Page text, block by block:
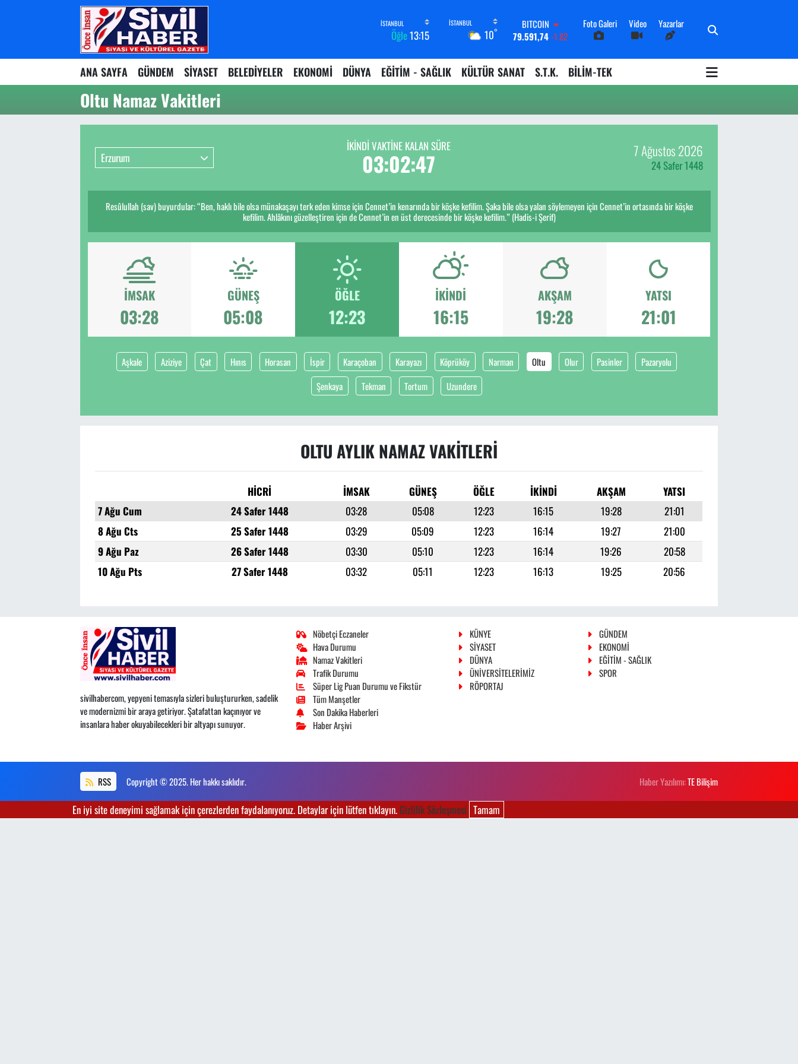
Öğle13:15 10°
BITCOIN
79.591,74-1.82
45,436200.02
EURO
53,386900.19
G.ALTIN
Foto Galeri Video Yazarlar
ANA SAYFA GÜNDEM SİYASET BELEDİYELER EKONOMİ DÜNYA EĞİTİM - SAĞLIK KÜLTÜR SANAT S.T.K. BİLİM-TEK
Oltu Namaz Vakitleri
Erzurum
İKINDI VAKTİNE KALAN SÜRE
03:02:47 7 Ağustos 2026
24 Safer 1448
Resûlullah (sav) buyurdular: “Ben, haklı bile olsa münakaşayı terk eden kimse için Cennet’in kenarında bir köşke kefilim. Şaka bile olsa yalan söylemeyen için Cennet’in ortasında bir köşke
kefilim. Ahlâkını güzelleştiren için de Cennet’in en üst derecesinde bir köşke kefilim.” (Hadis-i Şerif)
İMSAK
03:28
GÜNEŞ
05:08
ÖĞLE
12:23
İKINDI
16:15
AKŞAM
19:28
YATSI
21:01
Aşkale Aziziye Çat Hınıs Horasan İspir Karaçoban Karayazı Köprüköy Narman Oltu Olur Pasinler
Pazaryolu
Şenkaya
Tekman Tortum Uzundere
OLTU AYLIK NAMAZ VAKITLERI
HİCRİ İMSAK GÜNEŞ ÖĞLE İKINDI AKŞAM
YATSI
7 Ağu Cum
24 Safer 1448 03:28 05:08 12:23 16:15 19:28
21:01
8 Ağu Cts
25 Safer 1448 03:29 05:09 12:23 16:14 19:27
21:00
9 Ağu Paz
26 Safer 1448 03:30 05:10 12:23 16:14 19:26
20:58
10 Ağu Pts
27 Safer 1448 03:32 05:11 12:23 16:13 19:25 20:56
sivilhabercom, yepyeni temasıyla sizleri buluştururken, sadelik
ve modernizmi bir araya getiriyor. Şatafattan kaçınıyor ve
insanlara haber okuyabilecekleri bir altyapı sunuyor.
Nöbetçi Eczaneler
Hava Durumu
Namaz Vakitleri
Trafik Durumu
Süper Lig Puan Durumu ve Fikstür
Tüm Manşetler
Son Dakika Haberleri
Haber Arşivi
KÜNYE
GÜNDEM
SİYASET
EKONOMİ
DÜNYA
EĞİTİM - SAĞLIK
ÜNİVERSİTELERİMİZ
SPOR
RÖPORTAJ
RSS Copyright © 2025. Her hakkı saklıdır. Haber Yazılımı:TE Bilişim
En iyi site deneyimi sağlamak için çerezlerden faydalanıyoruz. Detaylar için lütfen tıklayın.Gizlilik Sözleşmesi Tamam
Nöbetçi Eczaneler
Hava Durumu
Namaz Vakitleri
Süper Lig Puan Durumu ve Fikstür